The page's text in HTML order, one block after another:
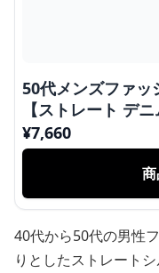
50代メンズファッ
【ストレート デニ
¥7,660
40代から50代の男性
りとしたストレート